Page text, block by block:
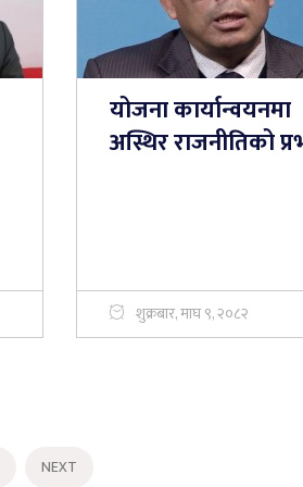
योजना कार्यान्वयनमा
अस्थिर राजनीतिको
शुक्रबार, माघ ९, २०८२
NEXT